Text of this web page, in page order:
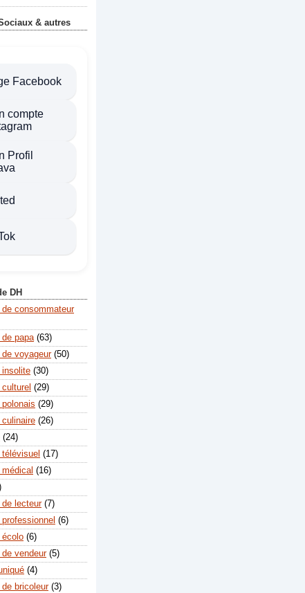
& autres
Facebook
compte
Profil
DH
de consommateur
de papa (63)
de voyageur (50)
insolite (30)
(29)
polonais (29)
culinaire (26)
(24)
(17)
(16)
de lecteur (7)
(6)
écolo (6)
de vendeur (5)
(4)
de bricoleur (3)